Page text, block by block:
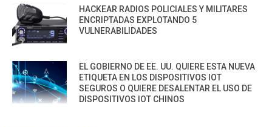
HACKEAR RADIOS POLICIALES Y MILITARES
ENCRIPTADAS EXPLOTANDO 5
VULNERABILIDADES
EL GOBIERNO DE EE. UU. QUIERE ESTA NUEVA
ETIQUETA EN LOS DISPOSITIVOS IOT
SEGUROS O QUIERE DESALENTAR EL USO DE
DISPOSITIVOS IOT CHINOS